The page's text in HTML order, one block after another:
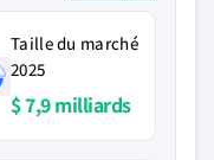
Taille du marché
2025
$ 7,9 milliards